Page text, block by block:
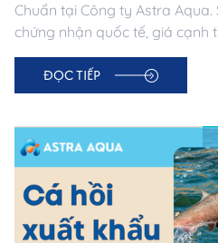
Chuẩn tại Công ty Astra
chứng nhận quốc tế, giá cạnh
doanh nghiệp nhập khẩu
ĐỌC TIẾP